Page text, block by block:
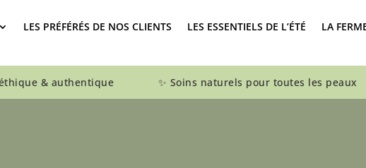
LES PRÉFÉRÉS DE NOS CLIENTS LES ESSENTIELS DE L’ÉTÉ LA
& authentique ✨ Soins naturels pour toutes les